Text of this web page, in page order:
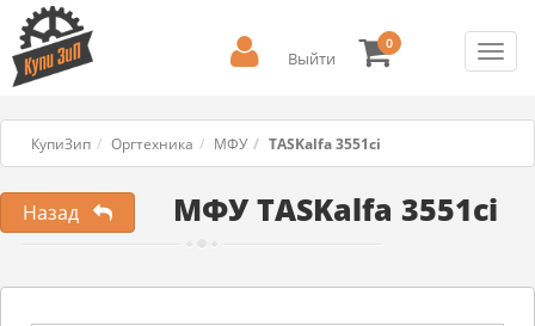
Выйти
0
КупиЗип Оргтехника МФУ TASKalfa 3551ci
МФУ TASKalfa 3551ci
Назад